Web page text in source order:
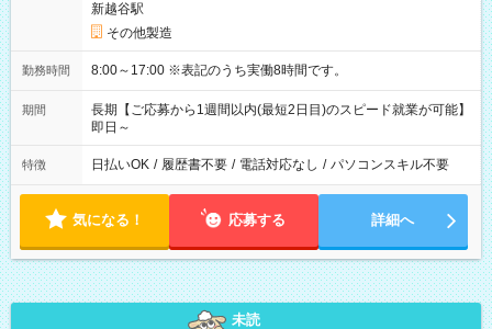
新越谷駅
その他製造
勤務時間 8:00～17:00 ※表記のうち実働8時間です。
期間
長期【ご応募から1週間以内(最短2日目)のスピード就業が可能】
即日～
特徴 日払いOK / 履歴書不要 / 電話対応なし / パソコンスキル不要
気になる！ 応募する 詳細へ
未読